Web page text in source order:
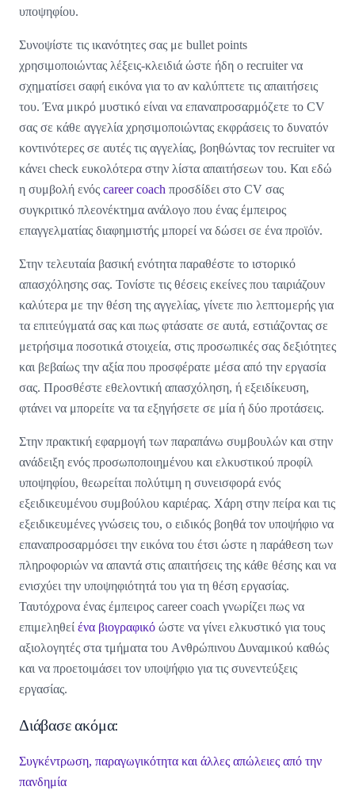
υποψηφίου.
Συνοψίστε τις ικανότητες σας με bullet points
χρησιμοποιώντας λέξεις-κλειδιά ώστε ήδη ο recruiter να
σχηματίσει σαφή εικόνα για το αν καλύπτετε τις απαιτήσεις
του. Ένα μικρό μυστικό είναι να επαναπροσαρμόζετε το CV
σας σε κάθε αγγελία χρησιμοποιώντας εκφράσεις το δυνατόν
κοντινότερες σε αυτές τις αγγελίας, βοηθώντας τον recruiter να
κάνει check ευκολότερα στην λίστα απαιτήσεων του. Και εδώ
η συμβολή ενός career coach προσδίδει στο CV σας
συγκριτικό πλεονέκτημα ανάλογο που ένας έμπειρος
επαγγελματίας διαφημιστής μπορεί να δώσει σε ένα προϊόν.
Στην τελευταία βασική ενότητα παραθέστε το ιστορικό
απασχόλησης σας. Τονίστε τις θέσεις εκείνες που ταιριάζουν
καλύτερα με την θέση της αγγελίας, γίνετε πιο λεπτομερής για
τα επιτεύγματά σας και πως φτάσατε σε αυτά, εστιάζοντας σε
μετρήσιμα ποσοτικά στοιχεία, στις προσωπικές σας δεξιότητες
και βεβαίως την αξία που προσφέρατε μέσα από την εργασία
σας. Προσθέστε εθελοντική απασχόληση, ή εξειδίκευση,
φτάνει να μπορείτε να τα εξηγήσετε σε μία ή δύο προτάσεις.
Στην πρακτική εφαρμογή των παραπάνω συμβουλών και στην
ανάδειξη ενός προσωποποιημένου και ελκυστικού προφίλ
υποψηφίου, θεωρείται πολύτιμη η συνεισφορά ενός
εξειδικευμένου συμβούλου καριέρας. Χάρη στην πείρα και τις
εξειδικευμένες γνώσεις του, ο ειδικός βοηθά τον υποψήφιο να
επαναπροσαρμόσει την εικόνα του έτσι ώστε η παράθεση των
πληροφοριών να απαντά στις απαιτήσεις της κάθε θέσης και να
ενισχύει την υποψηφιότητά του για τη θέση εργασίας.
Ταυτόχρονα ένας έμπειρος career coach γνωρίζει πως να
επιμεληθεί ένα βιογραφικό ώστε να γίνει ελκυστικό για τους
αξιολογητές στα τμήματα του Aνθρώπινου Δυναμικού καθώς
και να προετοιμάσει τον υποψήφιο για τις συνεντεύξεις
εργασίας.
Διάβασε ακόμα:
Συγκέντρωση, παραγωγικότητα και άλλες απώλειες από την
πανδημία